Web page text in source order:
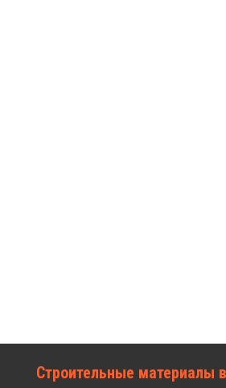
Строительные материалы